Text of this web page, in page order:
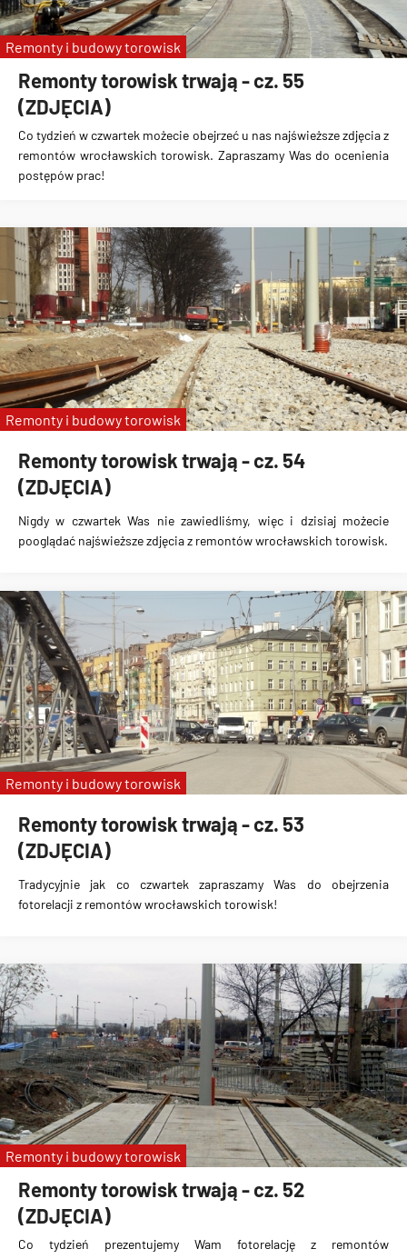
Remonty torowisk trwają - cz. 55
(ZDJĘCIA)
Co tydzień w czwartek możecie obejrzeć u nas najświeższe zdjęcia z
remontów wrocławskich torowisk. Zapraszamy Was do ocenienia
postępów prac!
Remonty i budowy torowisk
Remonty torowisk trwają - cz. 54
(ZDJĘCIA)
Nigdy w czwartek Was nie zawiedliśmy, więc i dzisiaj możecie
pooglądać najświeższe zdjęcia z remontów wrocławskich torowisk.
Remonty i budowy torowisk
Remonty torowisk trwają - cz. 53
(ZDJĘCIA)
Tradycyjnie jak co czwartek zapraszamy Was do obejrzenia
fotorelacji z remontów wrocławskich torowisk!
Remonty i budowy torowisk
Remonty torowisk trwają - cz. 52
(ZDJĘCIA)
Co tydzień prezentujemy Wam fotorelację z remontów
Remonty i budowy torowisk